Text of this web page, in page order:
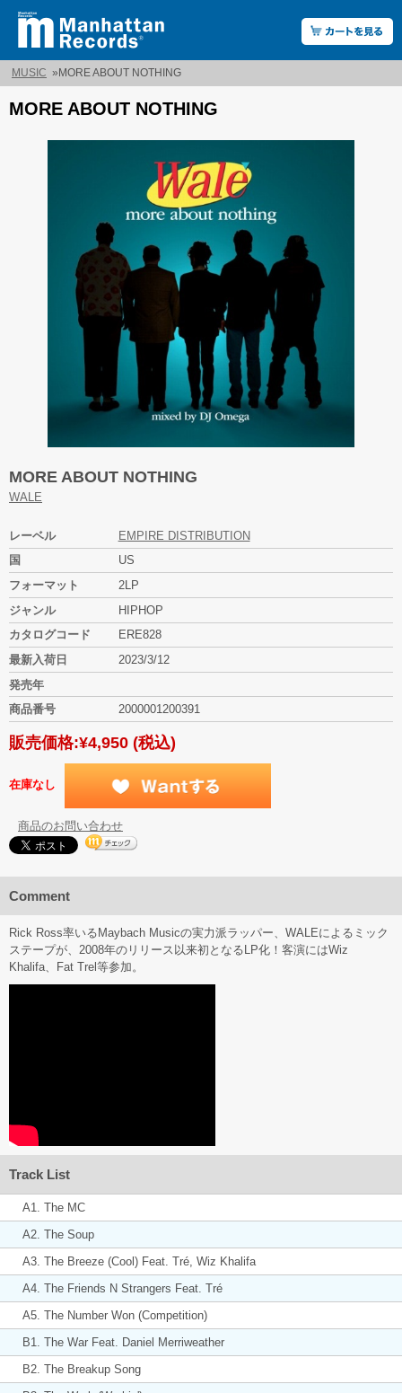
MUSIC » MORE ABOUT NOTHING
MORE ABOUT NOTHING
MORE ABOUT NOTHING
WALE
レーベル
EMPIRE DISTRIBUTION
国
US
フォーマット
2LP
ジャンル
HIPHOP
カタログコード
ERE828
最新入荷日
2023/3/12
発売年
商品番号
2000001200391
販売価格:¥4,950 (税込)
在庫なし
商品のお問い合わせ
Comment
Rick Ross率いるMaybach Musicの実力派ラッパー、WALEによるミック
ステープが、2008年のリリース以来初となるLP化！客演にはWiz
Khalifa、Fat Trel等参加。
Track List
A1. The MC
A2. The Soup
A3. The Breeze (Cool) Feat. Tré, Wiz Khalifa
A4. The Friends N Strangers Feat. Tré
A5. The Number Won (Competition)
B1. The War Feat. Daniel Merriweather
B2. The Breakup Song